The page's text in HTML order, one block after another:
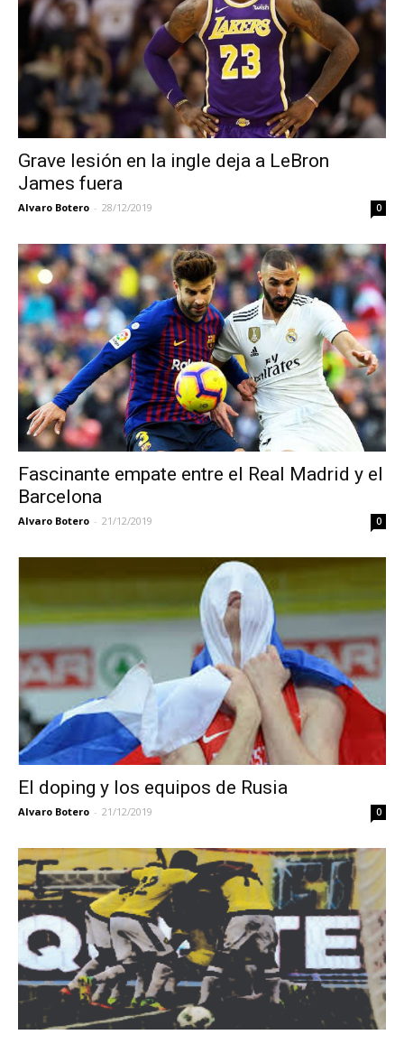
Grave lesión en la ingle deja a LeBron
James fuera
Alvaro Botero - 28/12/2019 0
Fascinante empate entre el Real Madrid y el
Barcelona
Alvaro Botero - 21/12/2019 0
El doping y los equipos de Rusia
Alvaro Botero - 21/12/2019 0